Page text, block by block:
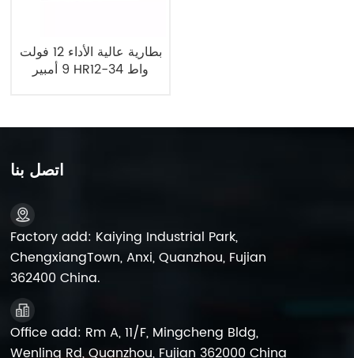
بطارية عالية الأداء 12 فولت
9 أمبير HR12-34 واط
اتصل بنا
Factory add: Kaiying Industrial Park,
ChengxiangTown, Anxi, Quanzhou, Fujian
362400 China.
Office add: Rm A, 11/F, Mingcheng Bldg,
Wenling Rd, Quanzhou, Fujian 362000 China